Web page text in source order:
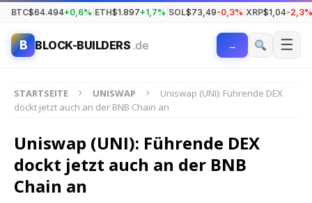
BTC$64.494+0,6% ETH$1.897+1,7% SOL$73,49-0,3% XRP$1,04-2,3%
B BLOCK-BUILDERS .de → ☰
STARTSEITE UNISWAP
Uniswap (UNI): Führende DEX
dockt jetzt auch an der BNB Chain an
Uniswap (UNI): Führende DEX
dockt jetzt auch an der BNB
Chain an